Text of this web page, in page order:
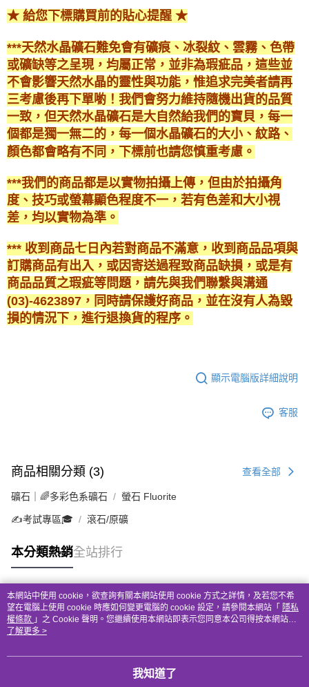
★ 給您下標購買前的貼心提醒 ★
***天然水晶礦石難免會有礦痕、冰裂紋、雲霧、色帶
或礦缺等之呈現，均屬正常，並非為瑕疵品，這些並
不會影響天然水晶的靈性與功能，惟追求完美者請再
三考慮後再下單喲！我們會努力維持隨機出貨的品質
一致，但天然水晶礦石是大自然給我們的寶貝，每一
個都是獨一無二的，每一個水晶礦石的大小、紋路、
顏色都會略有不同，下標前也請您慎重考慮。
***我們的商品都是以實物拍攝上傳，但由於拍攝角
度、技巧或螢幕顯色程度不一，若有色差和大小視
差，均以實物為準。
*** 收到商品七日內若對商品不滿意，收到商品品項與
訂購商品有出入，或因寄送過程致商品缺損，或是有
商品品質之瑕疵等問題，請先與我們聯繫與溝通
(03)-4623897，同時請保護好商品，並在沒有人為毀
損的情況下，進行退換貨的程序。
顯示電腦版詳細說明
客服
商品相關分類 (3) 查看全部
礦石｜🌈多彩色系礦石 螢石 Fluorite
✍️考試專區🎓 滾石/原礦
本分類熱銷全站排行
熱門標籤
本網站中使用 cookie，欲查詢有關本網站使用 cookie 方式之詳情，及若您不希
望在電腦上使用 cookie 時應如何變更電腦的 cookie 設定，請參閱本網站「 隱私
權條款 」之 Cookie 聲明。您繼續使用本網站即表示您同意本公司得按本網站使
用條款之 Cookie 聲明使用 cookie。
了解更多 >
我知道了